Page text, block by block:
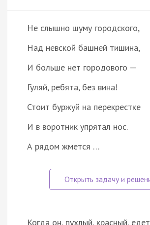
Не слышно шуму городского,
Над невской башней тишина,
И больше нет городового —
Гуляй, ребята, без вина!
Стоит буржуй на перекрестке
И в воротник упрятал нос.
А рядом жмется …
Когда он, пухлый, красный,